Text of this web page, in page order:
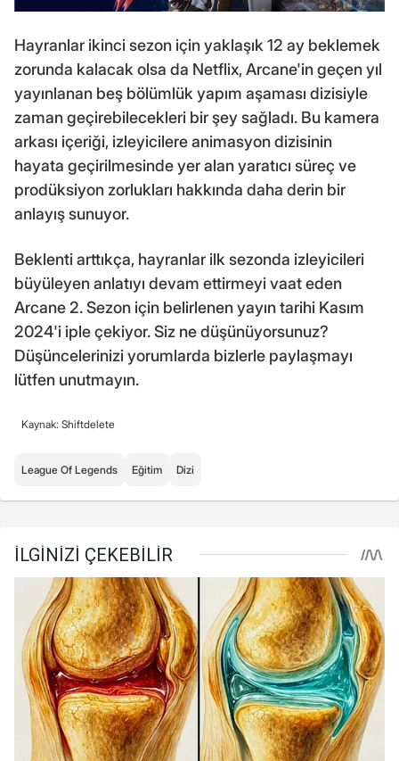
Hayranlar ikinci sezon için yaklaşık 12 ay beklemek
zorunda kalacak olsa da Netflix, Arcane'in geçen yıl
yayınlanan beş bölümlük yapım aşaması dizisiyle
zaman geçirebilecekleri bir şey sağladı. Bu kamera
arkası içeriği, izleyicilere animasyon dizisinin
hayata geçirilmesinde yer alan yaratıcı süreç ve
prodüksiyon zorlukları hakkında daha derin bir
anlayış sunuyor.
Beklenti arttıkça, hayranlar ilk sezonda izleyicileri
büyüleyen anlatıyı devam ettirmeyi vaat eden
Arcane 2. Sezon için belirlenen yayın tarihi Kasım
2024'i iple çekiyor. Siz ne düşünüyorsunuz?
Düşüncelerinizi yorumlarda bizlerle paylaşmayı
lütfen unutmayın.
Kaynak: Shiftdelete
League Of Legends Eğitim Dizi